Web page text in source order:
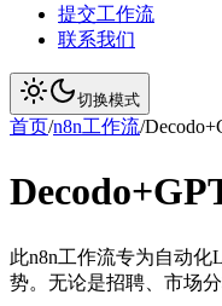
提交工作流
联系我们
切换模式
首页/n8n工作流/
此n8n工作流专为自动化
势。无论是招聘、市场